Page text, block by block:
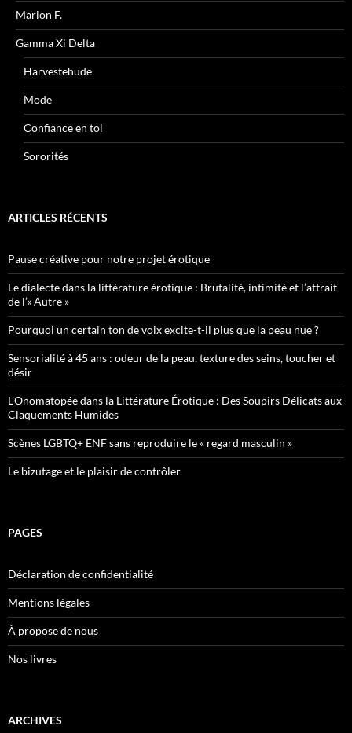
Marion F.
Gamma Xi Delta
Harvestehude
Mode
Confiance en toi
Sororités
ARTICLES RÉCENTS
Pause créative pour notre projet érotique
Le dialecte dans la littérature érotique : Brutalité, intimité et l’attrait
de l’« Autre »
Pourquoi un certain ton de voix excite-t-il plus que la peau nue ?
Sensorialité à 45 ans : odeur de la peau, texture des seins, toucher et
désir
L’Onomatopée dans la Littérature Érotique : Des Soupirs Délicats aux
Claquements Humides
Scènes LGBTQ+ ENF sans reproduire le « regard masculin »
Le bizutage et le plaisir de contrôler
PAGES
Déclaration de confidentialité
Mentions légales
À propose de nous
Nos livres
ARCHIVES